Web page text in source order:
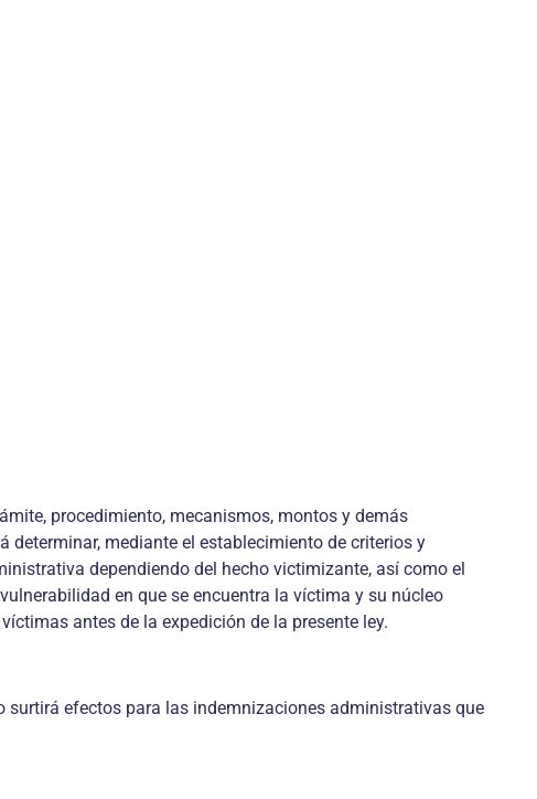
procedimiento, mecanismos, montos y demás
mediante el establecimiento de criterios y
dependiendo del hecho victimizante, así como el
en que se encuentra la víctima y su núcleo
antes de la expedición de la presente ley.
surtirá efectos para las indemnizaciones administrativas que